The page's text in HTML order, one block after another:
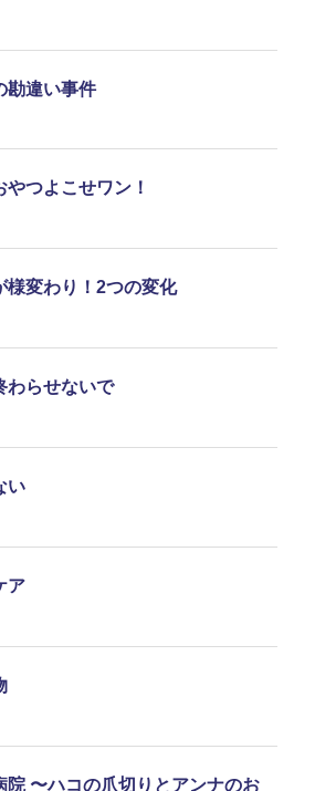
勘違い事件
つよこせワン！
様変わり！2つの変化
わらせないで
い
ア
院 〜ハコの爪切りとアンナのお